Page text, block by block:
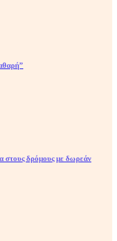
στους δρόμους με δωρεάν